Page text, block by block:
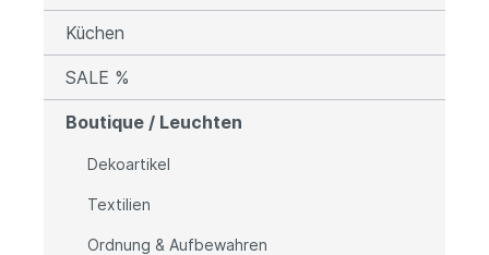
Küchen
SALE %
Boutique / Leuchten
Dekoartikel
Textilien
Ordnung & Aufbewahren